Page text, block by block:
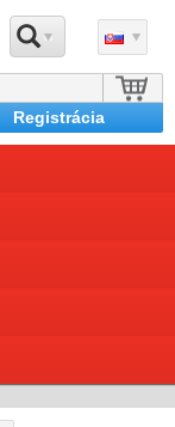
Registrácia